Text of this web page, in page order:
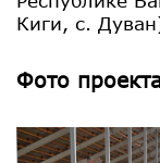
Киги, с.
Фото